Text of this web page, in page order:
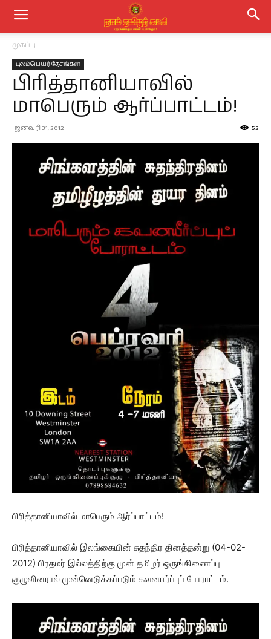
முகப்பு
புலம்பெயர் தேசங்கள்
பிரித்தானியாவில்
மாபெரும் ஆர்ப்பாட்டம்!
ஜனவரி 31, 2012 52
பிரித்தானியாவில் மாபெரும் ஆர்ப்பாட்டம்!
பிரித்தானியாவில் இலங்கையின் சுதந்திர தினத்தன்று (04-02-
2012) பிரதமர் இல்லத்திற்கு முன் தமிழர் ஒருங்கிணைப்பு
குழுவினரால் முன்னெடுக்கப்படும் கவனஈர்ப்புப் போராட்டம்.